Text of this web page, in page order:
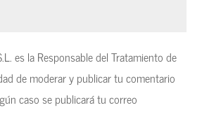
es la Responsable del Tratamiento de
de moderar y publicar tu comentario
caso se publicará tu correo